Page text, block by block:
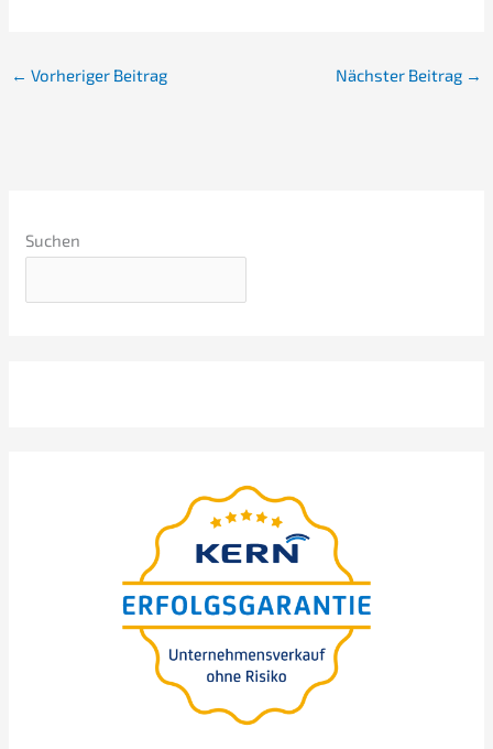
← Vorheriger Beitrag Nächster Beitrag →
Suchen
Unternehmens-kauf
(M&A) - Selbständigkeit
oder Strategie für
Wachstum